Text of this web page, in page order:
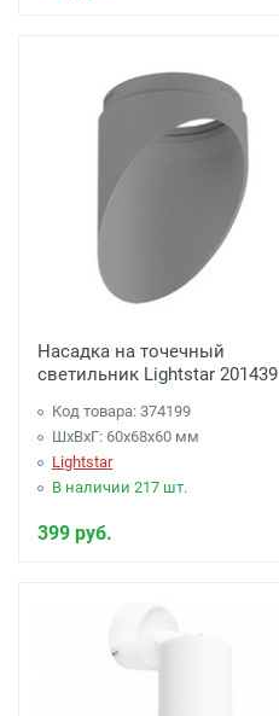
Насадка на точечный
светильник Lightstar 201439
Код товара: 374199
ШхВхГ: 60x68x60 мм
Lightstar
В наличии 217 шт.
399 руб.